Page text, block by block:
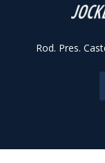
Rod. Pres.